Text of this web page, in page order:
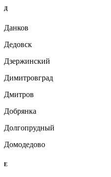
Д
Данков
Дедовск
Дзержинский
Димитровград
Дмитров
Добрянка
Долгопрудный
Домодедово
Е